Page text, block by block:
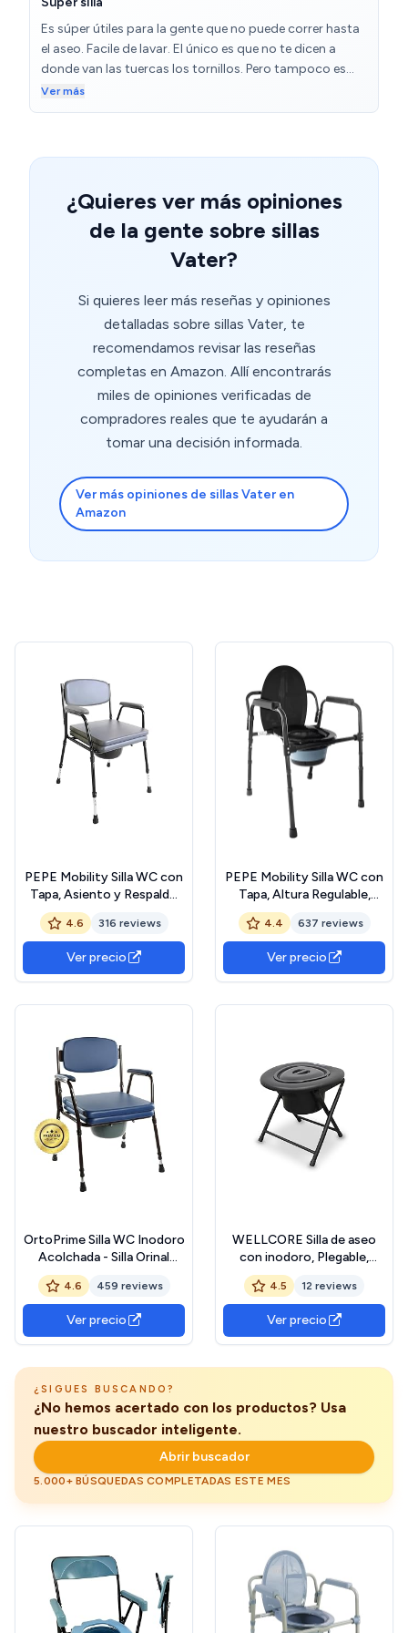
dicha movilidad reducida.
Es súper útiles para la gente que no puede correr hasta
el aseo. Facile de lavar. El único es que no te dicen a
donde van las tuercas los tornillos. Pero tampoco es
dificil . La cinta blanca es un invento mía para que sea
más práctico para una mujer mayor
Ver más
¿Quieres ver más opiniones
de la gente sobre sillas
Vater?
Si quieres leer más reseñas y opiniones
detalladas sobre sillas Vater, te
recomendamos revisar las reseñas
completas en Amazon. Allí encontrarás
miles de opiniones verificadas de
compradores reales que te ayudarán a
tomar una decisión informada.
Ver más opiniones de sillas Vater en
Amazon
PEPE Mobility Silla WC con
Tapa, Asiento y Respaldo
Acolchado, Altura
Regulable, Cubo extraible,
Silla Orinal para Personas
Mayores
4.6 316 reviews
Ver precio
PEPE Mobility Silla WC con
Tapa, Altura Regulable,
Cubo extraible, Silla Orinal
para Personas Mayores,
Negro
4.4 637 reviews
Ver precio
OrtoPrime Silla WC Inodoro
Acolchada - Silla Orinal
PORTÁTIL Regulable -
Váter portátil con Bidet
Acoplable - Silla de Baño
para Ancianos - Silla de
Baño Geriátrica - CÓMODA
4.6 459 reviews
Ver precio
WELLCORE Silla de aseo
con inodoro, Plegable,
Transportable, Compacta,
Estructura Aluminio,
Inodoro extraíble, Fácil
limpieza, Color Negro,
Hasta 100 kg
4.5 12 reviews
Ver precio
¿SIGUES BUSCANDO?
¿No hemos acertado con los productos? Usa
nuestro buscador inteligente.
Abrir buscador
5.000+ BÚSQUEDAS COMPLETADAS ESTE MES